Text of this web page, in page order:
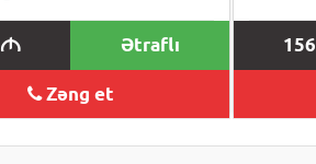
M Ətraflı
Zəng et
156